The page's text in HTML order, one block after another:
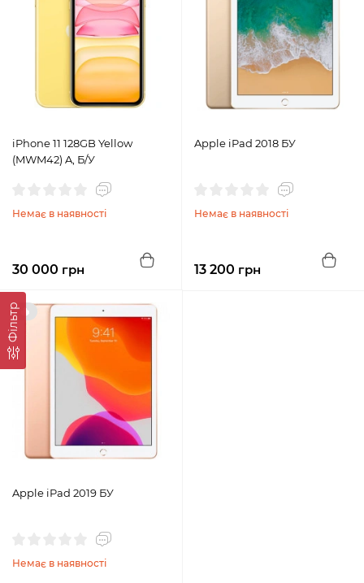
Фільтр
iPhone 11 128GB Yellow
(MWM42) A, Б/У
Немає в наявності
30 000 грн
Apple iPad 2018 БУ
Немає в наявності
13 200 грн
🔥
Apple iPad 2019 БУ
Немає в наявності